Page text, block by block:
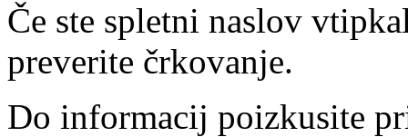
Če ste spletni naslov
preverite črkovanje.
Do informacij poizkusite